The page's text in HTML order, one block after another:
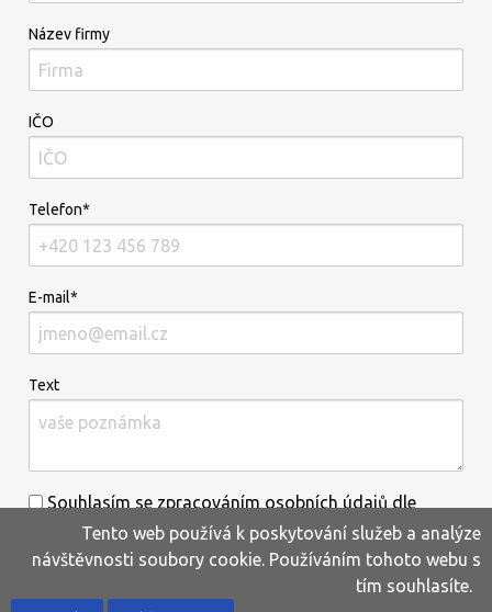
Název firmy
IČO
Telefon*
E-mail*
Text
Souhlasím se zpracováním osobních údajů dle
informací uvedenýchzde.*
Tento web používá k poskytování služeb a analýze
návštěvnosti soubory cookie. Používáním tohoto webu s
tím souhlasíte.